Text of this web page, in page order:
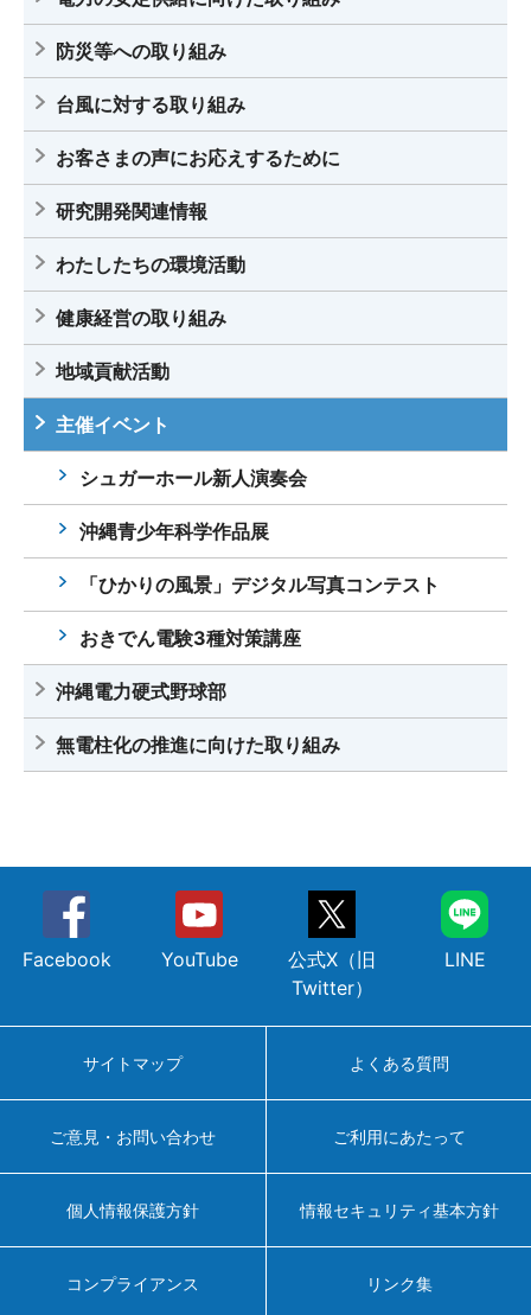
防災等への取り組み
台風に対する取り組み
お客さまの声にお応えするために
研究開発関連情報
わたしたちの環境活動
健康経営の取り組み
地域貢献活動
主催イベント
シュガーホール新人演奏会
沖縄青少年科学作品展
「ひかりの風景」デジタル写真コンテスト
おきでん電験3種対策講座
沖縄電力硬式野球部
無電柱化の推進に向けた取り組み
Facebook YouTube
公式X（旧
Twitter）
LINE
サイトマップ よくある質問
ご意見・お問い合わせ ご利用にあたって
個人情報保護方針 情報セキュリティ基本方針
コンプライアンス リンク集